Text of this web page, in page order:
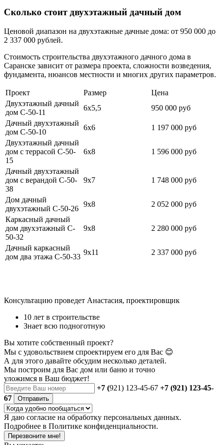
Сколько стоит двухэтажный дачный дом
Ценовой диапазон на двухэтажные дачные дома: от 950 000 до
2 337 000 рублей.
Стоимость строительства двухэтажного дачного дома в
Саранске зависит от размера проекта, сложности возведения,
фундамента, нюансов местности и многих других параметров.
Проект Размер
Цена
Двухэтажный дачный
дом C-50-11
6х5,5
950 000 руб
Дачный двухэтажный
дом C-50-10
6х6
1 197 000 руб
Двухэтажный дачный
дом с террасой C-50-
15
6х8 1 596 000 руб
Дачный двухэтажный
дом с верандой C-50-
38
9х7 1 748 000 руб
Дом дачный
двухэтажный C-50-26
9х8
2 052 000 руб
Каркасный дачный
дом двухэтажный C-
50-32
9х8 2 280 000 руб
Дачный каркасный
дом два этажа C-50-33
9х11 2 337 000 руб
Консультацию проведет Анастасия, проектировщик
10 лет в строительстве
Знает всю подноготную
Вы хотите собственный проект?
Мы с удовольствием спроектируем его для Вас 😊
А для этого давайте обсудим несколько деталей.
Мы построим для Вас дом или баню и точно
уложимся в Ваш бюджет!
+7 (921) 123-45-67 +7 (921) 123-45-
67
Отправить
Я даю согласие на обработку персональных данных.
Подробнее в Политике конфиденциальности.
Перезвоните мне!